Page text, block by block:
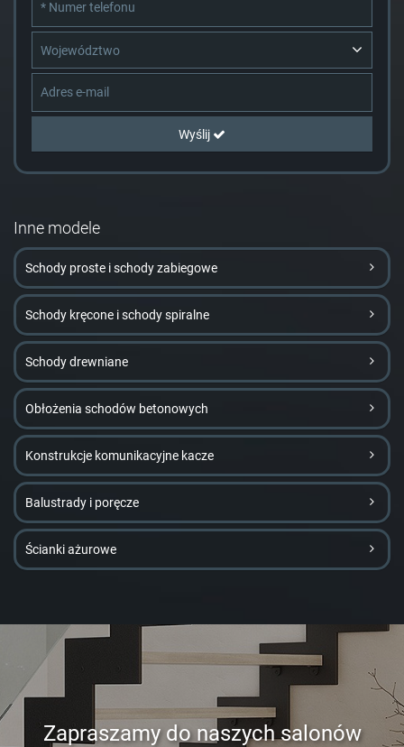
Województwo
Wyślij
Inne modele
Schody proste i schody zabiegowe
Schody kręcone i schody spiralne
Schody drewniane
Obłożenia schodów betonowych
Konstrukcje komunikacyjne kacze
Balustrady i poręcze
Ścianki ażurowe
Zapraszamy do naszych salonów